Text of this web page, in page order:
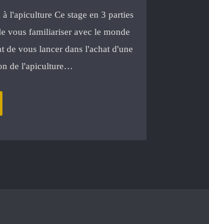
l'apiculture Ce stage en 3 parties
vous familiariser avec le monde
de vous lancer dans l'achat d'une
de l'apiculture…